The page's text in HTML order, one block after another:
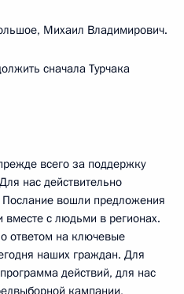
Михаил Владимирович.
сначала Турчака
всего за поддержку
нас действительно
вошли предложения
вместе с людьми в регионах.
ответом на ключевые
наших граждан. Для
действий, для нас
кампании,